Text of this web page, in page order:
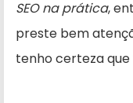
SEO na prática,
preste bem
tenho certeza que